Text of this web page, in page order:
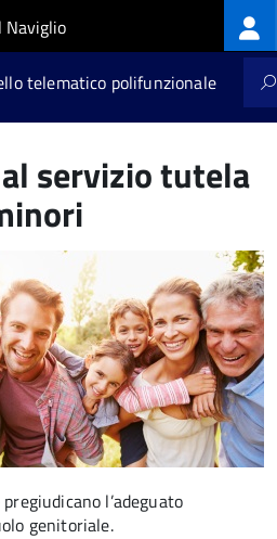
principale
Naviglio
telematico polifunzionale
servizio tutela
l’adeguato
genitoriale.